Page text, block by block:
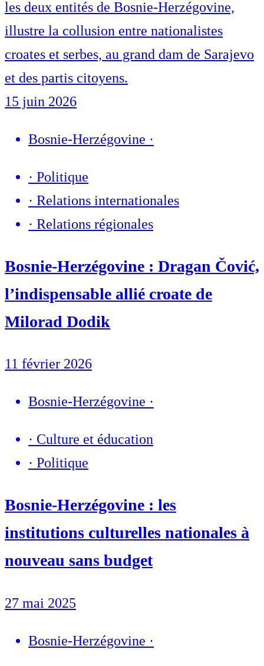
les deux entités de Bosnie-Herzégovine,
illustre la collusion entre nationalistes
croates et serbes, au grand dam de Sarajevo
et des partis citoyens.
15 juin 2026
Bosnie-Herzégovine ·
· Politique
· Relations internationales
· Relations régionales
Bosnie-Herzégovine : Dragan Čović,
l’indispensable allié croate de
Milorad Dodik
11 février 2026
Bosnie-Herzégovine ·
· Culture et éducation
· Politique
Bosnie-Herzégovine : les
institutions culturelles nationales à
nouveau sans budget
27 mai 2025
Bosnie-Herzégovine ·